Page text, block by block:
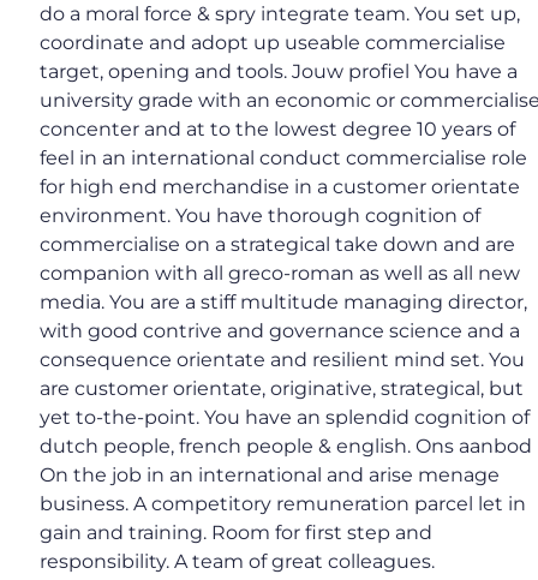
do a moral force & spry integrate team. You set up,
coordinate and adopt up useable commercialise
target, opening and tools. Jouw profiel You have a
university grade with an economic or
concenter and at to the lowest degree 10 years of
feel in an international conduct commercialise role
for high end merchandise in a customer orientate
environment. You have thorough cognition of
commercialise on a strategical take down and are
companion with all greco-roman as well as all new
media. You are a stiff multitude managing director,
with good contrive and governance science and a
consequence orientate and resilient mind set. You
are customer orientate, originative, strategical, but
yet to-the-point. You have an splendid cognition of
dutch people, french people & english. Ons aanbod
On the job in an international and arise menage
business. A competitory remuneration parcel let in
gain and training. Room for first step and
responsibility. A team of great colleagues.